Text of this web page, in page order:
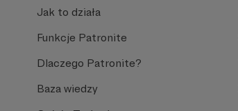
Jak to działa
Funkcje Patronite
Dlaczego Patronite?
Baza wiedzy